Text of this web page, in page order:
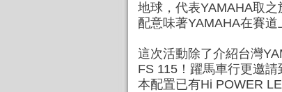
地球，代表YAMAHA取
配意味著YAMAHA在賽道
這次活動除了介紹台灣
FS 115！躍馬車行更邀
本配置已有Hi POWER